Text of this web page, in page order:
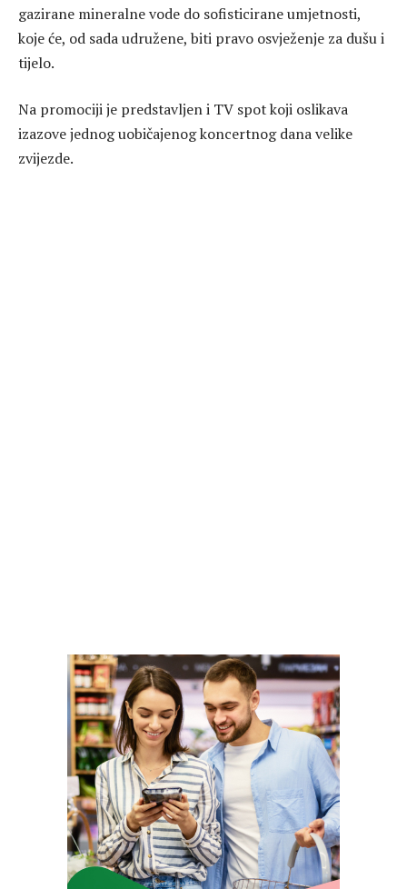
gazirane mineralne vode do sofisticirane umjetnosti,
koje će, od sada udružene, biti pravo osvježenje za dušu i
tijelo.
Na promociji je predstavljen i TV spot koji oslikava
izazove jednog uobičajenog koncertnog dana velike
zvijezde.